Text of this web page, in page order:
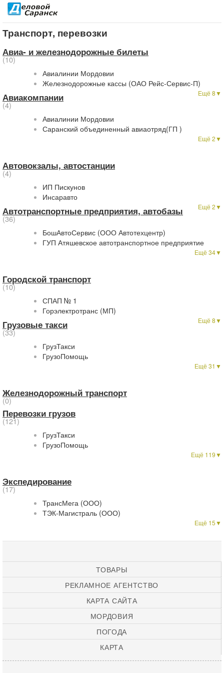
Транспорт, перевозки
Авиа- и железнодорожные билеты
(10)
Авиалинии Мордовии
Железнодорожные кассы (ОАО Рейс-Сервис-П)
Ещё 8▼
Авиакомпании
(4)
Авиалинии Мордовии
Саранский объединенный авиаотряд(ГП )
Ещё 2▼
Автовокзалы, автостанции
(4)
ИП Пискунов
Инсаравто
Ещё 2▼
Автотранспортные предприятия, автобазы
(36)
БошАвтоСервис (ООО Автотехцентр)
ГУП Атяшевское автотранспортное предприятие
Ещё 34▼
Городской транспорт
(10)
СПАП № 1
Горэлектротранс (МП)
Ещё 8▼
Грузовые такси
(33)
ГрузТакси
ГрузоПомощь
Ещё 31▼
Железнодорожный транспорт
(0)
Перевозки грузов
(121)
ГрузТакси
ГрузоПомощь
Ещё 119▼
Экспедирование
(17)
ТрансМега (ООО)
ТЭК-Магистраль (ООО)
Ещё 15▼
ТОВАРЫ
РЕКЛАМНОЕ АГЕНТСТВО
КАРТА САЙТА
МОРДОВИЯ
ПОГОДА
КАРТА